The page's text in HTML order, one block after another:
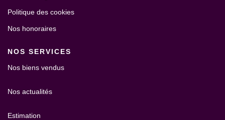
Politique des cookies
Nos honoraires
NOS SERVICES
Nos biens vendus
Nos actualités
Estimation